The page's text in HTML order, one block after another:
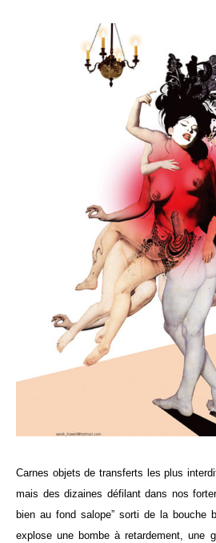
Carnes objets de transferts les plus
mais des dizaines défilant dans nos
bien au fond salope” sorti de la bouche
explose une bombe à retardement, une